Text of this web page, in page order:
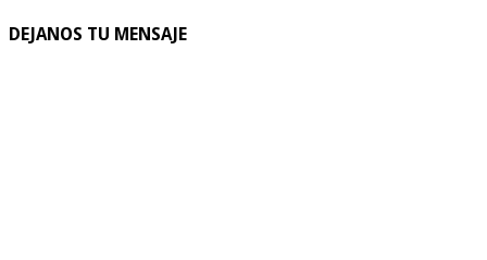
DEJANOS TU MENSAJE